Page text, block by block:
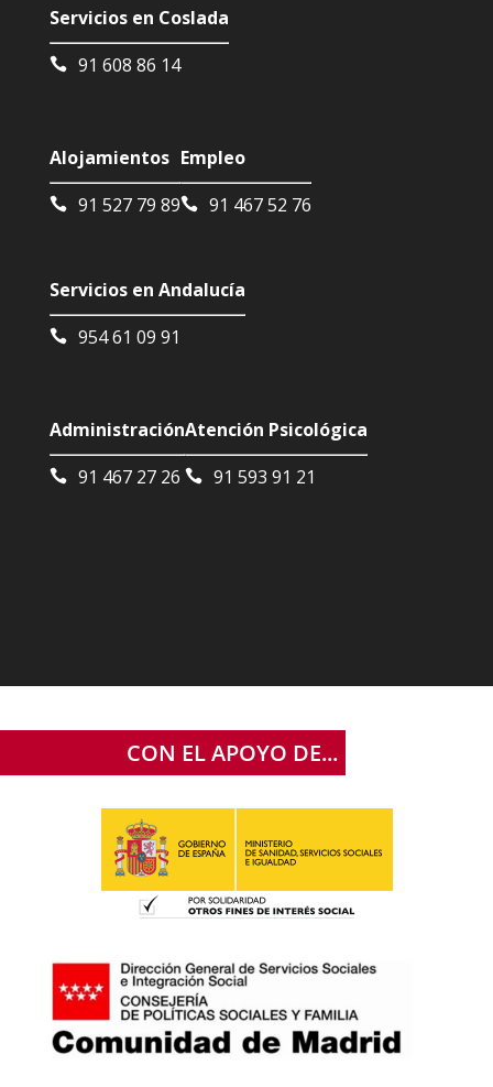
Servicios en Coslada
91 608 86 14
Alojamientos
91 527 79 89
Empleo
91 467 52 76
Servicios en Andalucía
954 61 09 91
Administración
91 467 27 26
Atención Psicológica
91 593 91 21
CON EL APOYO DE...